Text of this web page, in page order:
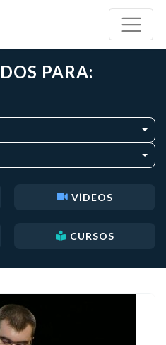
PARA:
VÍDEOS
CURSOS